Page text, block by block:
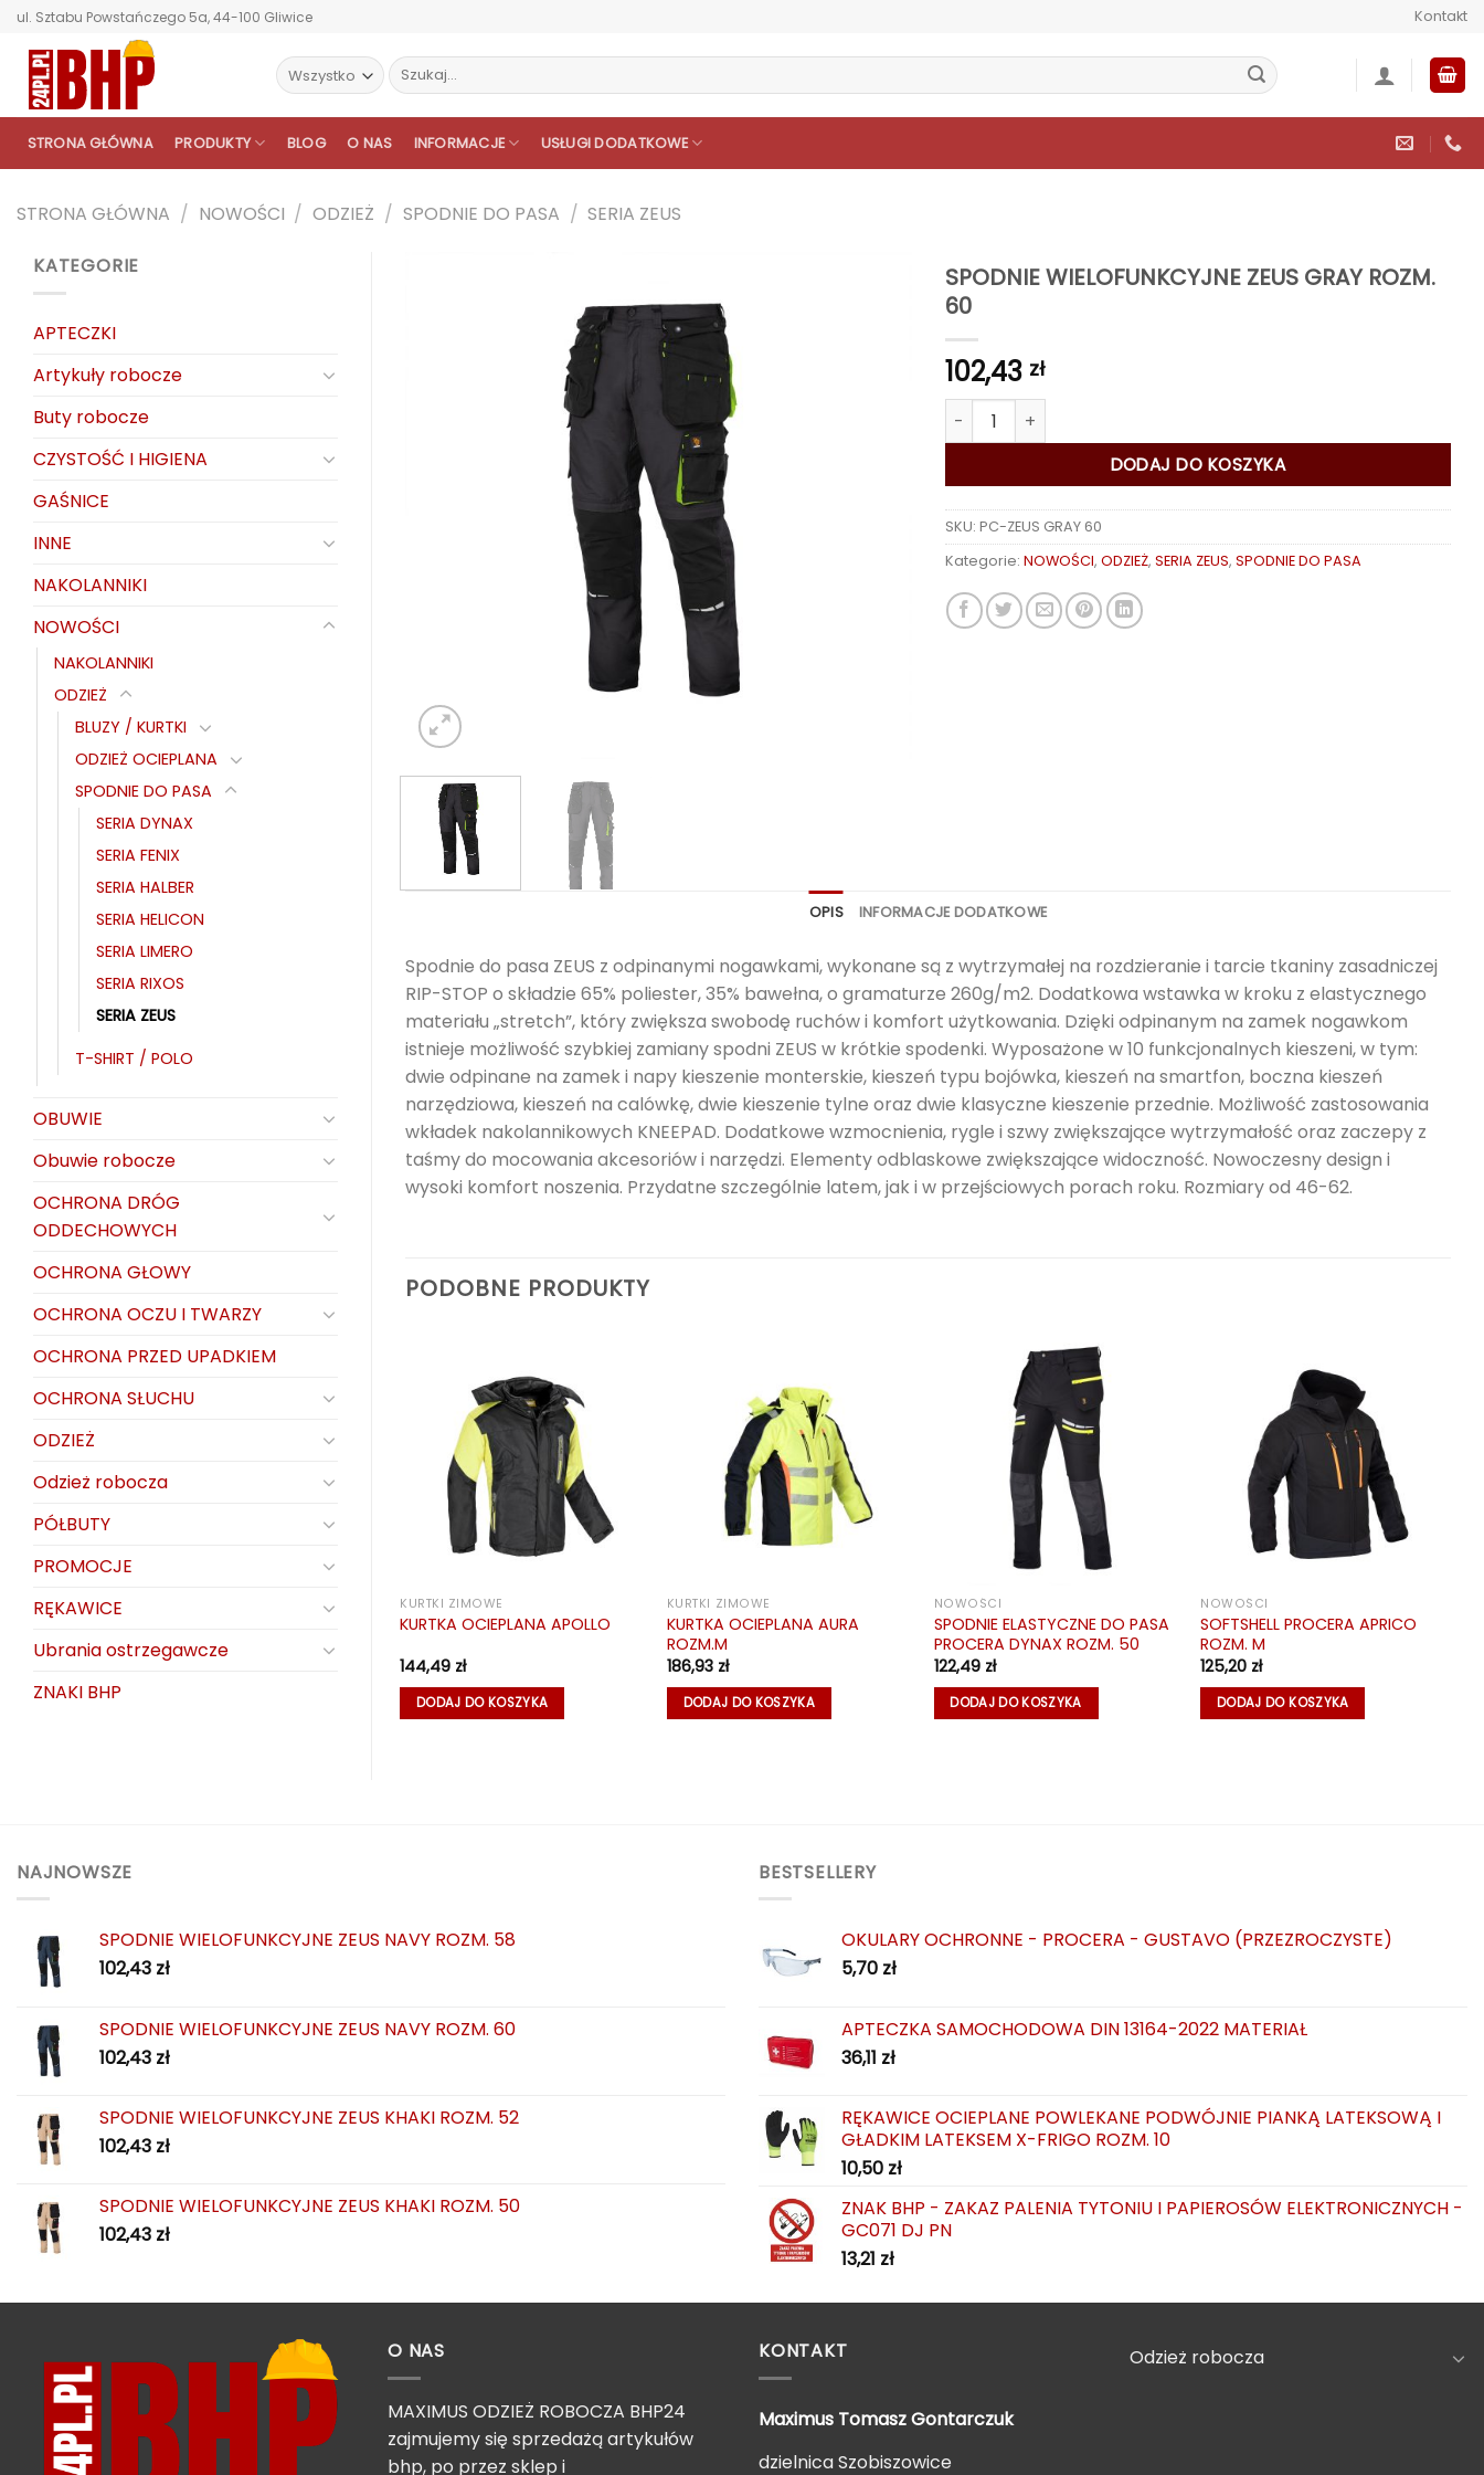
Przewiń
zawartości
ul. Sztabu Powstańczego 5a, 44-100 Gliwice Kontakt
Szukaj:
STRONA GŁÓWNA PRODUKTY BLOG O NAS INFORMACJE USŁUGI DODATKOWE
STRONA GŁÓWNA / NOWOŚCI / ODZIEŻ / SPODNIE DO PASA / SERIA ZEUS
KATEGORIE
APTECZKI
Artykuły robocze
Buty robocze
CZYSTOŚĆ I HIGIENA
GAŚNICE
INNE
NAKOLANNIKI
NOWOŚCI
NAKOLANNIKI
ODZIEŻ
BLUZY / KURTKI
ODZIEŻ OCIEPLANA
SPODNIE DO PASA
SERIA DYNAX
SERIA FENIX
SERIA HALBER
SERIA HELICON
SERIA LIMERO
SERIA RIXOS
SERIA ZEUS
T-SHIRT / POLO
OBUWIE
Obuwie robocze
OCHRONA DRÓG
ODDECHOWYCH
OCHRONA GŁOWY
OCHRONA OCZU I TWARZY
OCHRONA PRZED UPADKIEM
OCHRONA SŁUCHU
ODZIEŻ
Odzież robocza
PÓŁBUTY
PROMOCJE
RĘKAWICE
Ubrania ostrzegawcze
ZNAKI BHP
SPODNIE WIELOFUNKCYJNE ZEUS GRAY ROZM.
60
102,43 zł
ilość SPODNIE WIELOFUNKCYJNE ZEUS GRAY ROZM. 60
DODAJ DO KOSZYKA
SKU: PC-ZEUS GRAY 60
Kategorie: NOWOŚCI, ODZIEŻ, SERIA ZEUS, SPODNIE DO PASA
OPIS INFORMACJE DODATKOWE
Spodnie do pasa ZEUS z odpinanymi nogawkami, wykonane są z wytrzymałej na rozdzieranie i tarcie tkaniny zasadniczej
RIP-STOP o składzie 65% poliester, 35% bawełna, o gramaturze 260g/m2. Dodatkowa wstawka w kroku z elastycznego
materiału „stretch”, który zwiększa swobodę ruchów i komfort użytkowania. Dzięki odpinanym na zamek nogawkom
istnieje możliwość szybkiej zamiany spodni ZEUS w krótkie spodenki. Wyposażone w 10 funkcjonalnych kieszeni, w tym:
dwie odpinane na zamek i napy kieszenie monterskie, kieszeń typu bojówka, kieszeń na smartfon, boczna kieszeń
narzędziowa, kieszeń na calówkę, dwie kieszenie tylne oraz dwie klasyczne kieszenie przednie. Możliwość zastosowania
wkładek nakolannikowych KNEEPAD. Dodatkowe wzmocnienia, rygle i szwy zwiększające wytrzymałość oraz zaczepy z
taśmy do mocowania akcesoriów i narzędzi. Elementy odblaskowe zwiększające widoczność. Nowoczesny design i
wysoki komfort noszenia. Przydatne szczególnie latem, jak i w przejściowych porach roku. Rozmiary od 46-62.
PODOBNE PRODUKTY
KURTKI ZIMOWE
KURTKA OCIEPLANA APOLLO
144,49 zł
DODAJ DO KOSZYKA
KURTKI ZIMOWE
KURTKA OCIEPLANA AURA
ROZM.M
186,93 zł
DODAJ DO KOSZYKA
NOWOŚCI
SPODNIE ELASTYCZNE DO PASA
PROCERA DYNAX ROZM. 50
122,49 zł
DODAJ DO KOSZYKA
NOWOŚCI
SOFTSHELL PROCERA APRICO
ROZM. M
125,20 zł
DODAJ DO KOSZYKA
APRICO
186,93
NAJNOWSZE
SPODNIE WIELOFUNKCYJNE ZEUS NAVY ROZM. 58
102,43 zł
SPODNIE WIELOFUNKCYJNE ZEUS NAVY ROZM. 60
102,43 zł
SPODNIE WIELOFUNKCYJNE ZEUS KHAKI ROZM. 52
102,43 zł
SPODNIE WIELOFUNKCYJNE ZEUS KHAKI ROZM. 50
102,43 zł
BESTSELLERY
OKULARY OCHRONNE - PROCERA - GUSTAVO (PRZEZROCZYSTE)
5,70 zł
APTECZKA SAMOCHODOWA DIN 13164-2022 MATERIAŁ
36,11 zł
RĘKAWICE OCIEPLANE POWLEKANE PODWÓJNIE PIANKĄ LATEKSOWĄ I
GŁADKIM LATEKSEM X-FRIGO ROZM. 10
10,50 zł
ZNAK BHP - ZAKAZ PALENIA TYTONIU I PAPIEROSÓW ELEKTRONICZNYCH -
GC071 DJ PN
13,21 zł
O NAS
MAXIMUS ODZIEŻ ROBOCZA BHP24
zajmujemy się sprzedażą artykułów
bhp, po przez sklep i
KONTAKT
Maximus TomaszGontarczuk
dzielnica Szobiszowice
Odzież robocza